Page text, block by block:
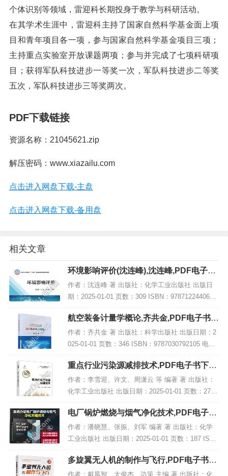
个体识别等领域，雷迎科长期投身于教学与科研活动。
在其学术生涯中，雷迎科主持了国家自然科学基金面上项
目和青年项目各一项，参与国家自然科学基金项目三项；
主持重点实验室开放课题两项；参与并完成了七项科研项
目；获得军队科技进步一等奖一次，军队科技进步二等奖
五次，军队科技进步三等奖两次。
PDF下载链接
资源名称：21045621.zip
解压密码：www.xiazailu.com
点击进入网盘下载-主盘
点击进入网盘下载-备用盘
相关文章
环境影响评价(沈连峰),沈连峰,PDF电子书
下载,网盘资源
作者：沈连峰 著 出版社：化学工业出版社 出版日
期：2025-01-01 页数：309 ISBN：9787122440617
电子书大小：208MB [高清扫描版PDF格式] 内容简
介 教材...
航空装备计量学概论,齐共金,PDF电子书下
载,网盘资源
作者：齐共金 著 出版社：科学出版社 出版日期：2
025-01-01 页数：346 ISBN：9787030792105 电子
书大小：198MB [高清扫描版PDF格式] 内容简介 该
书名为...
重点行业污染源减排技术,PDF电子书下载,
网盘资源
作者：李雪迎、许文、周潇云 等 编著 著 出版社：
化学工业出版社 出版日期：2025-01-01 页数：278 I
SBN：9787122458193 电子书大小：210MB [高清
扫描版PDF...
电厂锅炉燃烧与烟气净化技术,PDF电子书
网盘下载
作者：潘晓慧、张振、刘军 编著 著 出版社：化学
工业出版社 出版日期：2025-01-01 页数：187 ISB
N：9787122463708 电子书大小：248MB [高清扫描
版PDF格式]...
多旋翼无人机的制作与飞行,PDF电子书下
载,网盘资源
作者：戴凤智、太俊杰、边策 主编 著 出版社：化